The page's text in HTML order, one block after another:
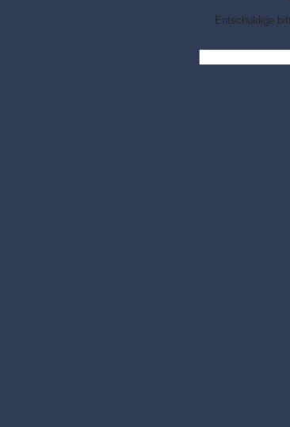
Entschuldige